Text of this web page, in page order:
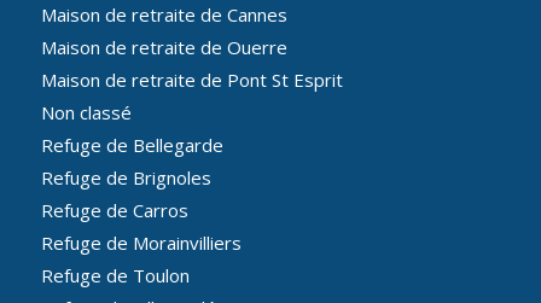
Maison de retraite de Cannes
Maison de retraite de Ouerre
Maison de retraite de Pont St Esprit
Non classé
Refuge de Bellegarde
Refuge de Brignoles
Refuge de Carros
Refuge de Morainvilliers
Refuge de Toulon